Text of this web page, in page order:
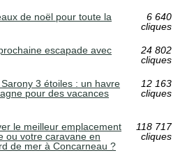
de noël pour toute la
6 640
cliques
escapade avec
24 802
cliques
3 étoiles : un havre
pour des vacances
12 163
cliques
le meilleur emplacement
ou votre caravane en
de mer à Concarneau ?
118 717
cliques